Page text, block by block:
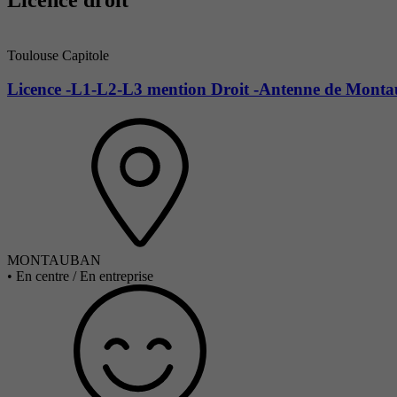
Toulouse Capitole
Licence -L1-L2-L3 mention Droit -Antenne de
MONTAUBAN
• En centre / En entreprise